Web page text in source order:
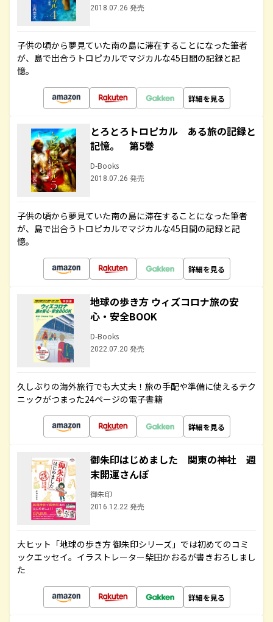
2018.07.26 発売
子供の頃から夢見ていた南の島に滞在することになった筆者
が、島で出合うトロピカルでマジカルな45日間の記録と記
憶。
詳細を見る
とろとろトロピカル ある旅の記録と
記憶。 第5巻
D-Books
2018.07.26 発売
子供の頃から夢見ていた南の島に滞在することになった筆者
が、島で出合うトロピカルでマジカルな45日間の記録と記
憶。
詳細を見る
地球の歩き方 ウィズコロナ旅の安
心・安全BOOK
D-Books
2022.07.20 発売
久しぶりの海外旅行でも大丈夫！旅の手配や準備に使えるテク
ニックがつまった24ページの電子書籍
詳細を見る
御朱印はじめました 関東の神社 週
末開運さんぽ
御朱印
2016.12.22 発売
大ヒット「地球の歩き方 御朱印シリーズ」では初めてのコミ
ックエッセイ。イラストレーター柴田かおるが書きおろしまし
た
詳細を見る